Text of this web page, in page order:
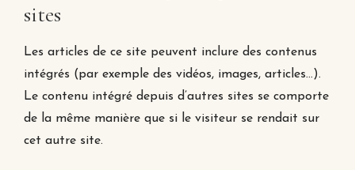
sites
Les articles de ce site peuvent inclure des contenus
intégrés (par exemple des vidéos, images, articles…).
Le contenu intégré depuis d’autres sites se comporte
de la même manière que si le visiteur se rendait sur
cet autre site.